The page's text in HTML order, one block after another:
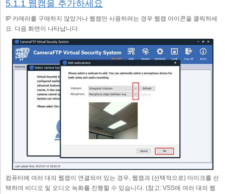
5.1.1 웹캠을 추가하세요
IP 카메라를 구매하지 않았거나 웹캠만 사용하려는 경우 웹캠 아이콘을 클릭하세
요. 다음 화면이 나타납니다.
컴퓨터에 여러 대의 웹캠이 연결되어 있는 경우, 웹캠과 (선택적으로) 마이크를 선
택하여 비디오 및 오디오 녹화를 진행할 수 있습니다. (참고: VSS에 여러 대의 웹